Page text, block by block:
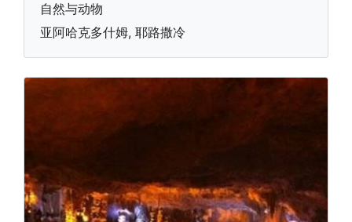
自然与动物
亚阿哈克多什姆, 耶路撒冷